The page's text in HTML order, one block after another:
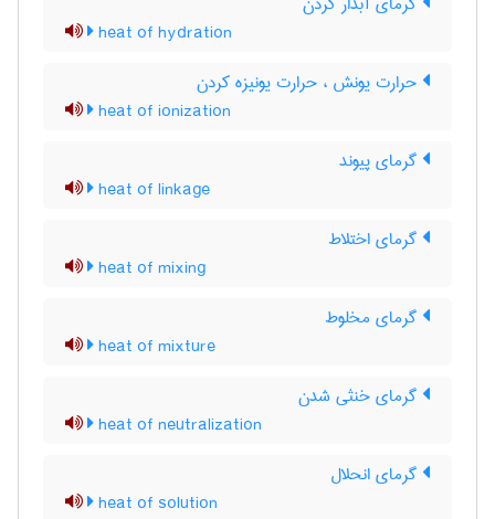
heat of hydration
حرارت یونش ، حرارت یونیزه کردن
heat of ionization
گرمای پیوند
heat of linkage
گرمای اختلاط
heat of mixing
گرمای مخلوط
heat of mixture
گرمای خنثی شدن
heat of neutralization
گرمای انحلال
heat of solution